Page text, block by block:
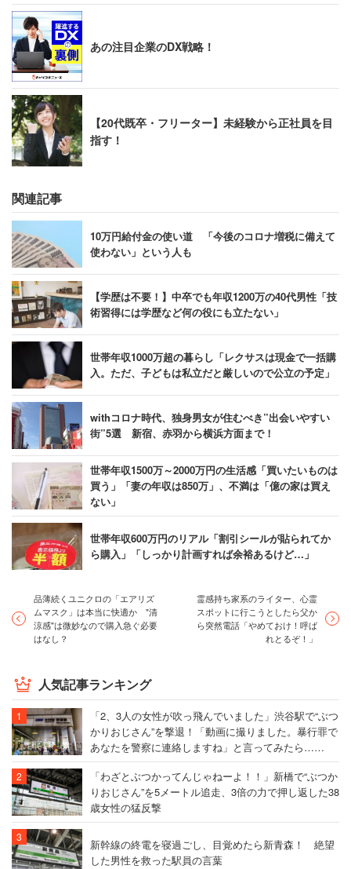
あの注目企業のDX戦略！
【20代既卒・フリーター】未経験から正社員を目
指す！
関連記事
10万円給付金の使い道 「今後のコロナ増税に備えて
使わない」という人も
【学歴は不要！】中卒でも年収1200万の40代男性「技
術習得には学歴など何の役にも立たない」
世帯年収1000万超の暮らし「レクサスは現金で一括購
入。ただ、子どもは私立だと厳しいので公立の予定」
withコロナ時代、独身男女が住むべき”出会いやすい
街”5選 新宿、赤羽から横浜方面まで！
世帯年収1500万～2000万円の生活感「買いたいものは
買う」「妻の年収は850万」、不満は「億の家は買え
ない」
世帯年収600万円のリアル「割引シールが貼られてか
ら購入」「しっかり計画すれば余裕あるけど…」
品薄続くユニクロの「エアリズ
ムマスク」は本当に快適か "清
涼感"は微妙なので購入急ぐ必要
はなし？
霊感持ち家系のライター、心霊
スポットに行こうとしたら父か
ら突然電話「やめておけ！呼ば
れとるぞ！」
人気記事ランキング
「2、3人の女性が吹っ飛んでいました」渋谷駅で“ぶつ
かりおじさん”を撃退！「動画に撮りました。暴行罪で
あなたを警察に連絡しますね」と言ってみたら……
「わざとぶつかってんじゃねーよ！！」新橋で“ぶつか
りおじさん”を5メートル追走、3倍の力で押し返した38
歳女性の猛反撃
新幹線の終電を寝過ごし、目覚めたら新青森！ 絶望
した男性を救った駅員の言葉